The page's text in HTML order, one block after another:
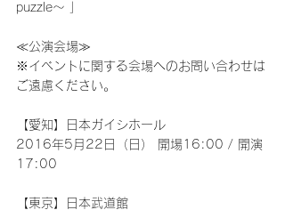
puzzle～ 」
≪公演会場≫
※イベントに関する会場へのお問い合わせは
ご遠慮ください。
【愛知】日本ガイシホール
2016年5月22日（日） 開場16:00 / 開演
17:00
【東京】日本武道館